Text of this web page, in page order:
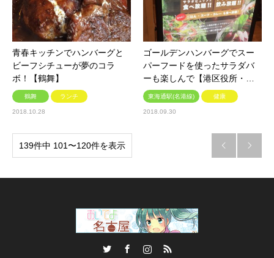
青春キッチンでハンバーグと
ビーフシチューが夢のコラ
ボ！【鶴舞】
鶴舞 ランチ
2018.10.28
ゴールデンハンバーグでスー
パーフードを使ったサラダバ
ーも楽しんで【港区役所・…
東海通駅(名港線) 健康
2018.09.30
139件中 101〜120件を表示  
RSS